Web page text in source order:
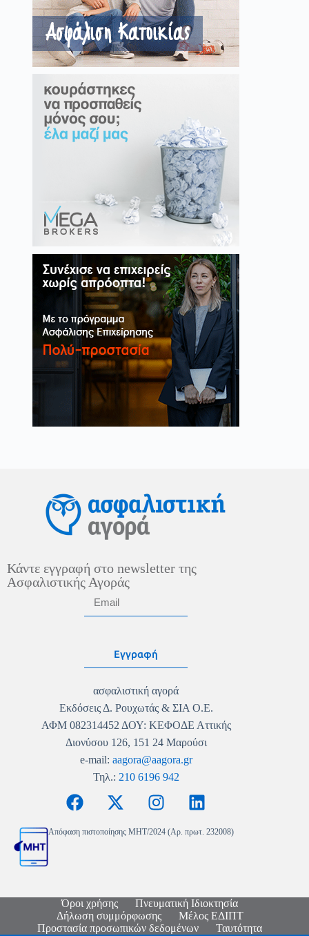
Κάντε εγγραφή στο newsletter της
Ασφαλιστικής Αγοράς
Εγγραφή
ασφαλιστική αγορά
Εκδόσεις Δ. Ρουχωτάς & ΣΙΑ Ο.Ε.
ΑΦΜ 082314452 ΔΟΥ: ΚΕΦΟΔΕ Αττικής
Διονύσου 126, 151 24 Μαρούσι
e-mail: aagora@aagora.gr
Τηλ.: 210 6196 942
Απόφαση πιστοποίησης MHT/2024 (Αρ. πρωτ. 232008)
Όροι χρήσης
Πνευματική Ιδιοκτησία
Δήλωση συμμόρφωσης
Μέλος ΕΔΙΠΤ
Προστασία προσωπικών δεδομένων
Ταυτότητα